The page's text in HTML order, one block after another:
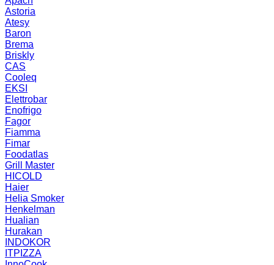
Astoria
Atesy
Baron
Brema
Briskly
CAS
Cooleq
EKSI
Elettrobar
Enofrigo
Fagor
Fiamma
Fimar
Foodatlas
Grill Master
HICOLD
Haier
Helia Smoker
Henkelman
Hualian
Hurakan
INDOKOR
ITPIZZA